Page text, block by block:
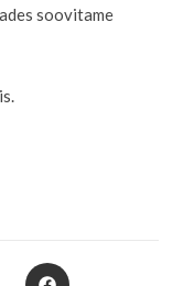
soovitame